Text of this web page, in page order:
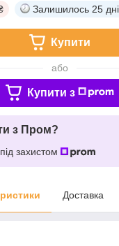
Залишилось 25
Купити
або
Купити з
з Пром?
захистом
Доставка